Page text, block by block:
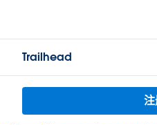
Trailhead